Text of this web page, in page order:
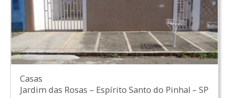
Casas
Jardim das Rosas – Espírito Santo do Pinhal – SP